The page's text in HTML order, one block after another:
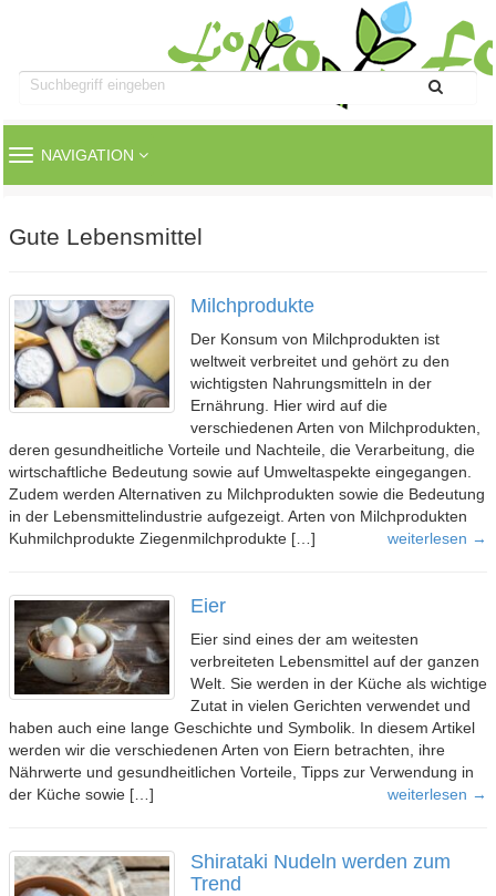
TOGGLE
NAVIGATION
Gute Lebensmittel
Milchprodukte
Der Konsum von Milchprodukten ist
weltweit verbreitet und gehört zu den
wichtigsten Nahrungsmitteln in der
Ernährung. Hier wird auf die
verschiedenen Arten von Milchprodukten,
deren gesundheitliche Vorteile und Nachteile, die Verarbeitung, die
wirtschaftliche Bedeutung sowie auf Umweltaspekte eingegangen.
Zudem werden Alternativen zu Milchprodukten sowie die Bedeutung
in der Lebensmittelindustrie aufgezeigt. Arten von Milchprodukten
Kuhmilchprodukte Ziegenmilchprodukte […]
weiterlesen →
Eier
Eier sind eines der am weitesten
verbreiteten Lebensmittel auf der ganzen
Welt. Sie werden in der Küche als wichtige
Zutat in vielen Gerichten verwendet und
haben auch eine lange Geschichte und Symbolik. In diesem Artikel
werden wir die verschiedenen Arten von Eiern betrachten, ihre
Nährwerte und gesundheitlichen Vorteile, Tipps zur Verwendung in
der Küche sowie […]
weiterlesen →
Shirataki Nudeln werden zum
Trend